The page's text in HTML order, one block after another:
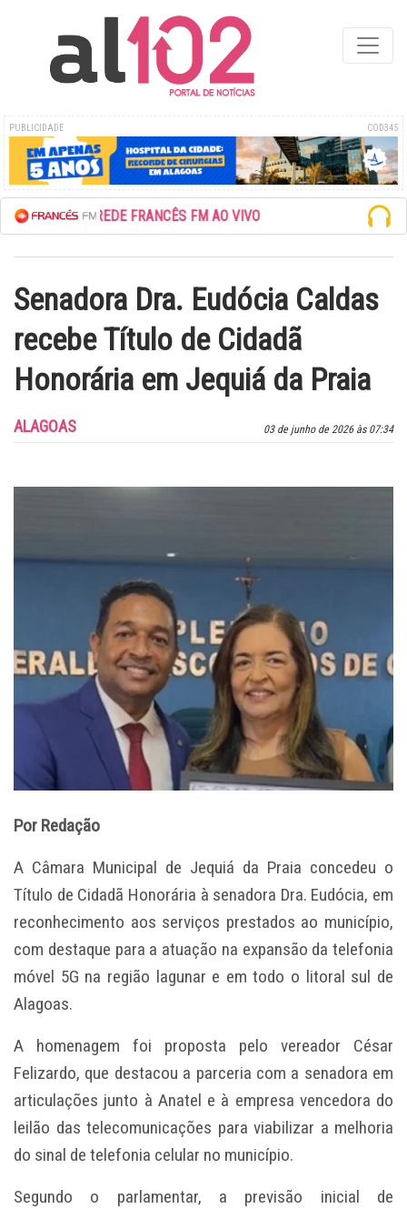
PUBLICIDADE COD345
ESCUTE A REDE FRANCÊS FM AO VIVO
Senadora Dra. Eudócia Caldas
recebe Título de Cidadã
Honorária em Jequiá da Praia
03 de junho de 2026 às 07:34
ALAGOAS
Por Redação
A Câmara Municipal de Jequiá da Praia concedeu o
Título de Cidadã Honorária à senadora Dra. Eudócia, em
reconhecimento aos serviços prestados ao município,
com destaque para a atuação na expansão da telefonia
móvel 5G na região lagunar e em todo o litoral sul de
Alagoas.
A homenagem foi proposta pelo vereador César
Felizardo, que destacou a parceria com a senadora em
articulações junto à Anatel e à empresa vencedora do
leilão das telecomunicações para viabilizar a melhoria
do sinal de telefonia celular no município.
Segundo o parlamentar, a previsão inicial de